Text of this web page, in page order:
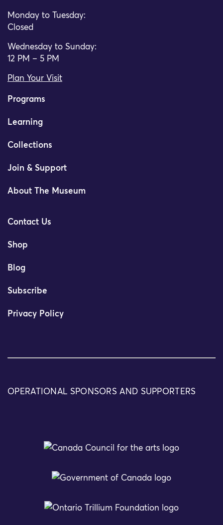
Monday to Tuesday:
Closed
Wednesday to Sunday:
12 PM – 5 PM
Plan Your Visit
Programs
Learning
Collections
Join & Support
About The Museum
Contact Us
Shop
Blog
Subscribe
Privacy Policy
OPERATIONAL SPONSORS AND SUPPORTERS